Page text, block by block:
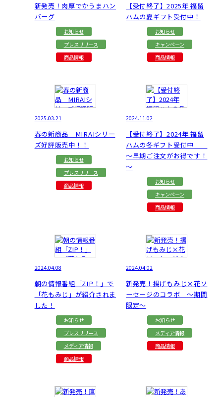
新発売！肉厚でかうまハン
バーグ
お知らせ
プレスリリース
商品情報
【受付終了】2025年 福留
ハムの夏ギフト受付中！
お知らせ
キャンペーン
商品情報
2025.03.21
春の新商品 MIRAIシリー
ズ好評販売中！！
お知らせ
プレスリリース
商品情報
2024.11.02
【受付終了】2024年 福留
ハムの冬ギフト受付中
～早期ご注文がお得です！
～
お知らせ
キャンペーン
商品情報
2024.04.08
朝の情報番組「ZIP！」で
「花もみじ」が紹介されま
した！
お知らせ
プレスリリース
メディア情報
商品情報
2024.04.02
新発売！揚げもみじ×花ソ
ーセージのコラボ ～期間
限定～
お知らせ
メディア情報
商品情報